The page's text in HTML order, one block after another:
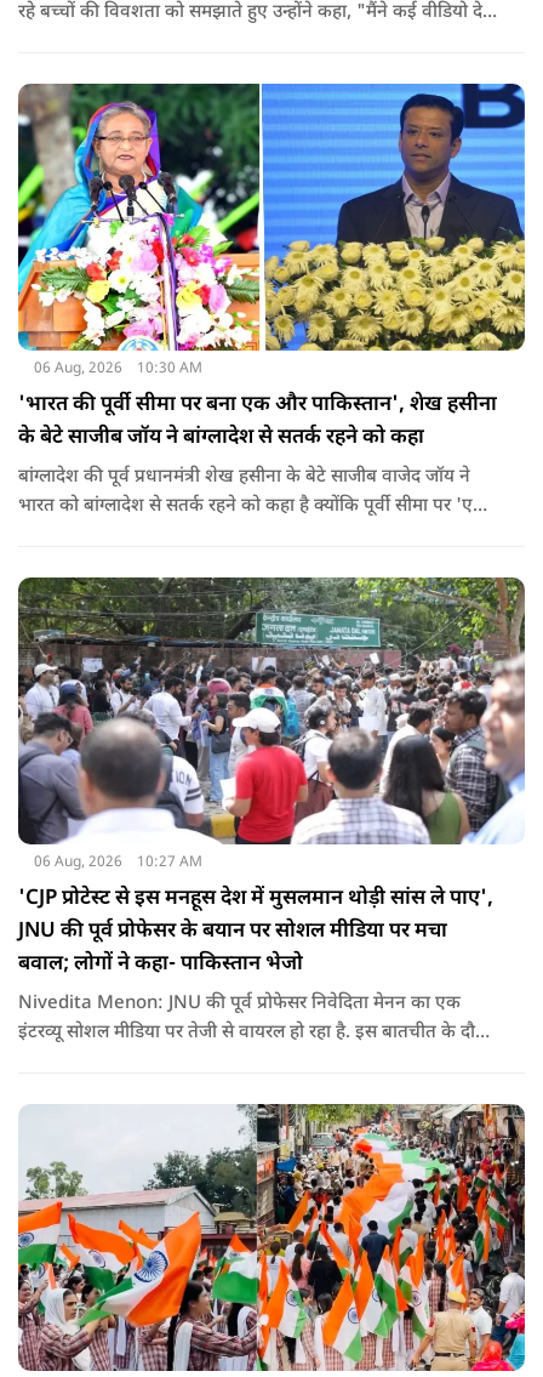
रहे बच्चों की विवशता को समझाते हुए उन्होंने कहा, "मैंने कई वीडियो देखे
यहां तक गंभीर हैं कि बच्चों के पास ऑनलाइन फूड नहीं जा पा रहा है. ऐसी
स्थिति में राहुल गांधी वहां नहीं पहुंच रहे हैं.
06 Aug, 2026 10:30 AM
'भारत की पूर्वी सीमा पर बना एक और पाकिस्तान', शेख हसीना
के बेटे साजीब जॉय ने बांग्लादेश से सतर्क रहने को कहा
बांग्लादेश की पूर्व प्रधानमंत्री शेख हसीना के बेटे साजीब वाजेद जॉय ने
भारत को बांग्लादेश से सतर्क रहने को कहा है क्योंकि पूर्वी सीमा पर 'एक
होना चाहिए.
06 Aug, 2026 10:27 AM
'CJP प्रोटेस्ट से इस मनहूस देश में मुसलमान थोड़ी सांस ले पाए',
JNU की पूर्व प्रोफेसर के बयान पर सोशल मीडिया पर मचा
बवाल; लोगों ने कहा- पाकिस्तान भेजो
Nivedita Menon: JNU की पूर्व प्रोफेसर निवेदिता मेनन का एक
इंटरव्यू सोशल मीडिया पर तेजी से वायरल हो रहा है. इस बातचीत के दौरान
ज्यादा विवाद खड़ा कर दिया.